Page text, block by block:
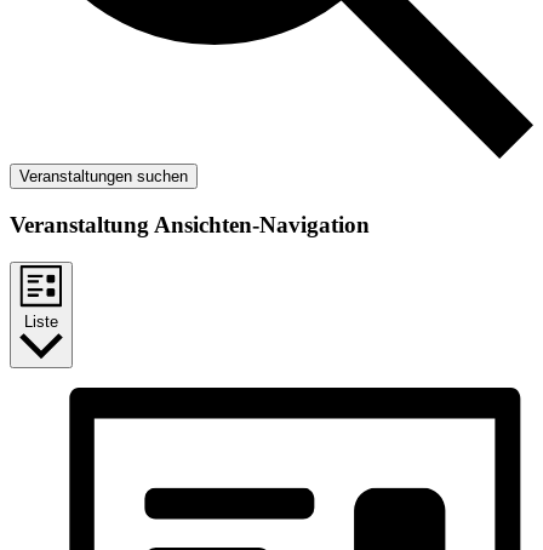
Veranstaltungen suchen
Veranstaltung Ansichten-Navigation
Liste